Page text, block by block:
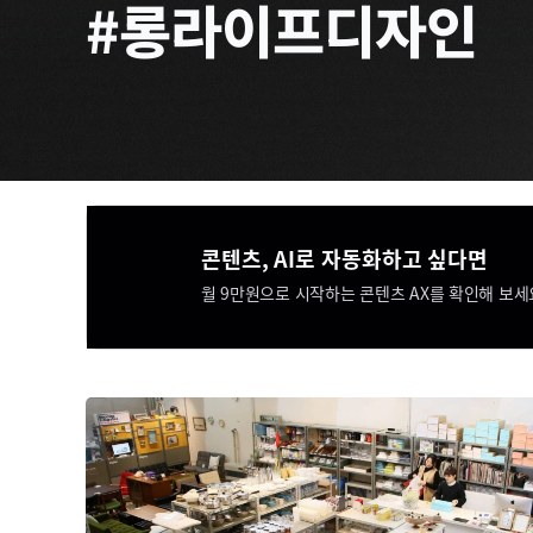
#롱라이프디자인
콘텐츠, AI로 자동화하고 싶다면​​
월 9만원으로 시작하는 콘텐츠 AX를 확인해 보